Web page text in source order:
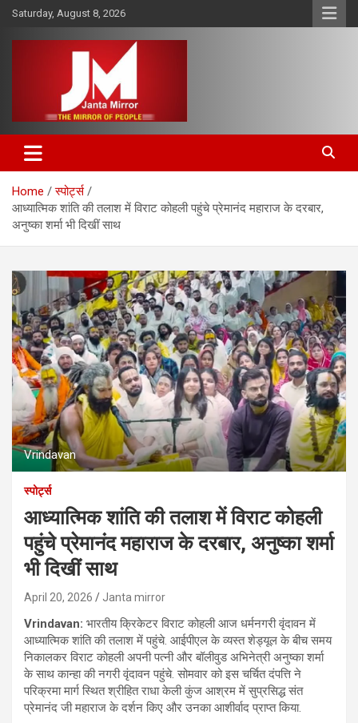
Skip
content
Saturday, August 8, 2026
Janta Mirror
Home
स्पोर्ट्स
आध्यात्मिक शांति की तलाश में विराट कोहली पहुंचे प्रेमानंद महाराज के दरबार,
अनुष्का शर्मा भी दिखीं साथ
Vrindavan
स्पोर्ट्स
आध्यात्मिक शांति की तलाश में विराट कोहली
पहुंचे प्रेमानंद महाराज के दरबार, अनुष्का शर्मा
भी दिखीं साथ
April 20, 2026 Janta mirror
Vrindavan: भारतीय क्रिकेटर विराट कोहली आज धर्मनगरी वृंदावन में
आध्यात्मिक शांति की तलाश में पहुंचे. आईपीएल के व्यस्त शेड्यूल के बीच समय
निकालकर विराट कोहली अपनी पत्नी और बॉलीवुड अभिनेत्री अनुष्का शर्मा
के साथ कान्हा की नगरी वृंदावन पहुंचे. सोमवार को इस चर्चित दंपत्ति ने
परिक्रमा मार्ग स्थित श्रीहित राधा केली कुंज आश्रम में सुप्रसिद्ध संत
प्रेमानंद जी महाराज के दर्शन किए और उनका आशीर्वाद प्राप्त किया.